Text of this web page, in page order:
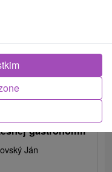
od142,02zł
oferujący
gastronomii
Ján